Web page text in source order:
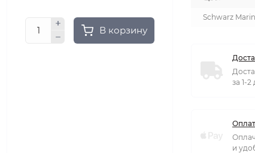
В корзину
Schwarz
за 1-2
и